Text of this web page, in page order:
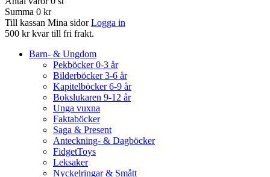
Summa 0 kr
Till kassan Mina sidor Logga in
500 kr kvar till fri frakt.
Barn- & Ungdom
Pekböcker 0-3 år
Bilderböcker 3-6 år
Kapitelböcker 6-9 år
Bokslukaren 9-12 år
Unga vuxna
Faktaböcker
Saga & Present
Anteckning- & Dagböcker
FidgetToys
Leksaker
Nyckelringar & Smått